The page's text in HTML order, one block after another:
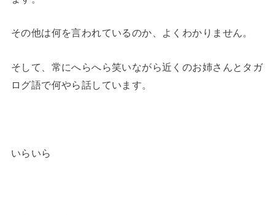
その他は何を言われているのか、よくわかりません。
そして、常にへらへら笑いながら近くのお姉さんとタガ
ログ語で何やら話しています。
いらいら